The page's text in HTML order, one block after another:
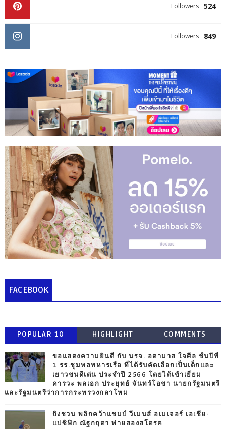
524
Followers
849
Followers
FACEBOOK
POPULAR 10 HIGHLIGHT COMMENTS
ขอแสดงความยินดี กับ นรจ. อดามาส ใจศีล ชั้นปีที่
1 รร.ชุมพลทหารเรือ ที่ได้รับคัดเลือกเป็นเด็กและ
เยาวชนดีเด่น ประจำปี 2566 โดยได้เข้าเยี่ยม
คารวะ พลเอก ประยุทธ์ จันทร์โอชา นายกรัฐมนตรี
และรัฐมนตรีว่าการกระทรวงกลาโหม
ถิงชวน พลิกคว้าแชมป์ วีเมนส์ อเมเจอร์ เอเชีย-
แปซิฟิก ณัฐกฤตา พ่ายสองสโตรค